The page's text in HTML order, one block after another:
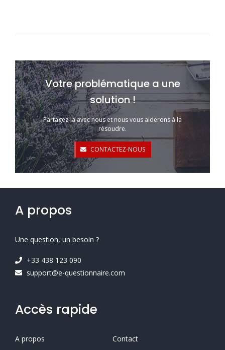
Votre problématique a une
solution !
Partagez-la avec nous et nous vous aiderons à la
résoudre.
CONTACTEZ-NOUS
A propos
Une question, un besoin ?
+33 438 123 090
support@e-questionnaire.com
Accès rapide
A propos Contact